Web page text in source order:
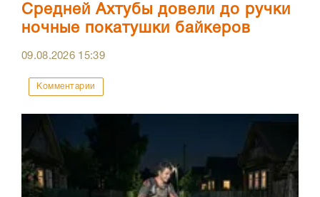
Средней Ахтубы довели до ручки
ночные покатушки байкеров
09.08.2026 15:39
Комментарии